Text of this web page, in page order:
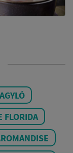
FLORIDA